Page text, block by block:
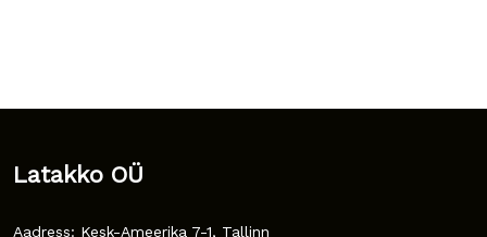
Latakko OÜ
Aadress: Kesk-Ameerika 7-1, Tallinn